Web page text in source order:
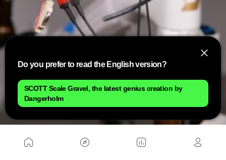
Do you prefer to read the English version?
SCOTT Scale Gravel, the latest genius creation by
Dangerholm